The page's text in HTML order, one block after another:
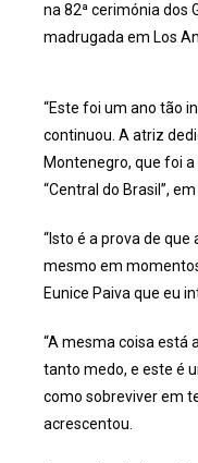
na 82ª cerimónia dos
madrugada em Los
“Este foi um ano tão
continuou. A atriz
Montenegro, que foi
“Central do Brasil”,
“Isto é a prova de
mesmo em
Eunice Paiva que eu
“A mesma coisa está
tanto medo, e este é
como sobreviver em
acrescentou.